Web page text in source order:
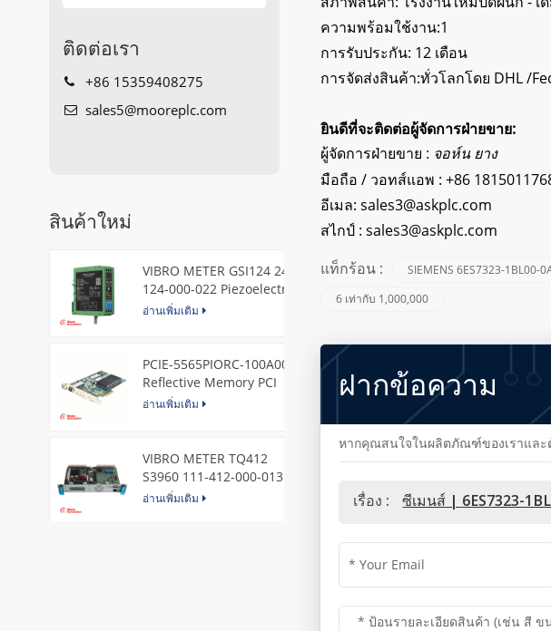
ความพร้อมใช้งาน:1
การรับประกัน: 12 เดือน
การจัดส่งสินค้า:ทั่วโลกโดย DHL /
ยินดีที่จะติดต่อผู้จัดการฝ่ายขาย:
ผู้จัดการฝ่ายขาย : จอห์น ยาง
มือถือ / วอทส์แอพ :+86
อีเมล: sales3@askplc.com
สไกป์ :sales3@askplc.com
แท็กร้อน : SIEMENS 6ES7323-1BL00-
6 เท่ากับ 1,000,000
ฝากข้อความ
หากคุณสนใจในผลิตภัณฑ์ของเราและ
เรื่อง : ซีเมนส์ | 6ES7323-
ติดต่อเรา
+86 15359408275
sales5@mooreplc.com
สินค้าใหม่
VIBRO METER GSI124 244-
124-000-022 Piezoelectric
Pressure Transducer
อ่านเพิ่มเติม
PCIE-5565PIORC-100A00
Reflective Memory PCI
Express Node Card /GE
อ่านเพิ่มเติม
VIBRO METER TQ412
S3960 111-412-000-013
Reverse Mount
อ่านเพิ่มเติม